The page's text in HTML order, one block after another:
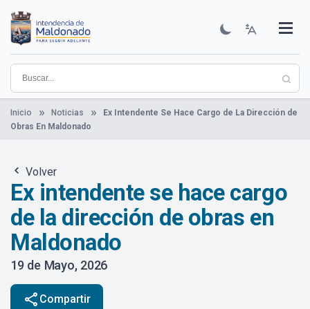
contenido
principal
Institucional
Municipios
Descubre Maldonado
Comunicación
Servicios
Guía De Trámites
Ver Noticias
Inicio Noticias
Ex Intendente Se Hace Cargo de La Dirección de
Obras En Maldonado
Volver
Ex intendente se hace cargo
de la dirección de obras en
Maldonado
19 de Mayo, 2026
share Compartir